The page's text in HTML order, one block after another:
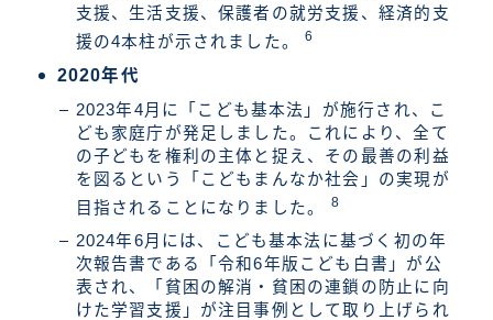
支援、生活支援、保護者の就労支援、経済的支
援の4本柱が示されました。6
2020年代
2023年4月に「こども基本法」が施行され、こ
ども家庭庁が発足しました。これにより、全て
の子どもを権利の主体と捉え、その最善の利益
を図るという「こどもまんなか社会」の実現が
目指されることになりました。
8
2024年6月には、こども基本法に基づく初の年
次報告書である「令和6年版こども白書」が公
表され、「貧困の解消・貧困の連鎖の防止に向
けた学習支援」が注目事例として取り上げられ